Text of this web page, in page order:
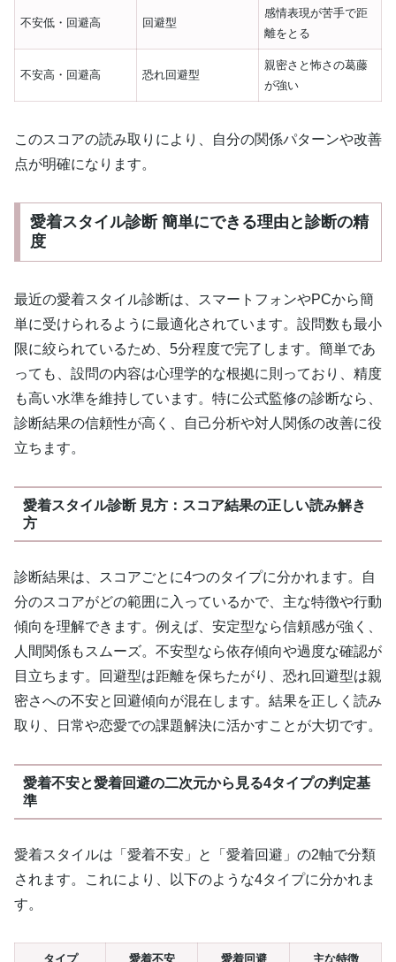
不安低・回避高 回避型
感情表現が苦手で距
離をとる
不安高・回避高 恐れ回避型
親密さと怖さの葛藤
が強い
このスコアの読み取りにより、自分の関係パターンや改善
点が明確になります。
愛着スタイル診断 簡単にできる理由と診断の精
度
最近の愛着スタイル診断は、スマートフォンやPCから簡
単に受けられるように最適化されています。設問数も最小
限に絞られているため、5分程度で完了します。簡単であ
っても、設問の内容は心理学的な根拠に則っており、精度
も高い水準を維持しています。特に公式監修の診断なら、
診断結果の信頼性が高く、自己分析や対人関係の改善に役
立ちます。
愛着スタイル診断 見方：スコア結果の正しい読み解き
方
診断結果は、スコアごとに4つのタイプに分かれます。自
分のスコアがどの範囲に入っているかで、主な特徴や行動
傾向を理解できます。例えば、安定型なら信頼感が強く、
人間関係もスムーズ。不安型なら依存傾向や過度な確認が
目立ちます。回避型は距離を保ちたがり、恐れ回避型は親
密さへの不安と回避傾向が混在します。結果を正しく読み
取り、日常や恋愛での課題解決に活かすことが大切です。
愛着不安と愛着回避の二次元から見る4タイプの判定基
準
愛着スタイルは「愛着不安」と「愛着回避」の2軸で分類
されます。これにより、以下のような4タイプに分かれま
す。
タイプ 愛着不安 愛着回避 主な特徴